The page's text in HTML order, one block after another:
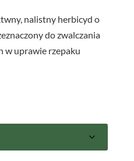
nalistny herbicyd o
do zwalczania
w uprawie rzepaku